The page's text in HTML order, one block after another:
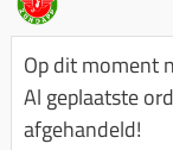
Luchtfilter
Luchtfilter
Motor
Km teller
Kickstart
Olie-
Oppakbeugel
Op dit moment
Al geplaatste
afgehandeld!